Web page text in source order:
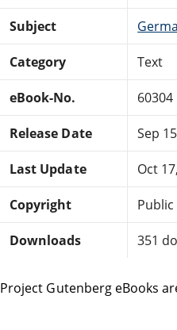
Subject
Category Text
eBook-No. 60304
Release Date Sep
Last Update Oct
Copyright
Downloads 351
Project Gutenberg eBooks